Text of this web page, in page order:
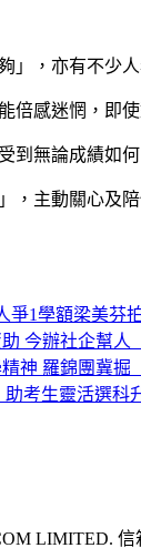
，亦有不少
感迷惘，即
無論成績如
主動關心及
爭1學額梁美芬
今辦社企幫人
神 羅錦團冀掘
助考生靈活選科
LIMITED. 信